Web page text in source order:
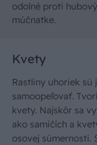
odolné proti
múčnatke.
Kvety
Rastliny uhoriek sú
samoopeľovať.
kvety. Najskôr sa
ako samičích a
osovej súmernosti.